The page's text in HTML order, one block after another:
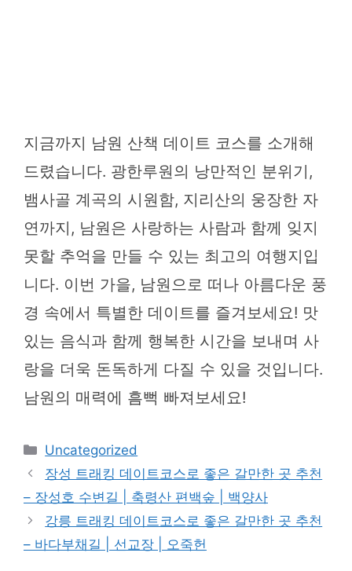
지금까지 남원 산책 데이트 코스를 소개해
드렸습니다. 광한루원의 낭만적인 분위기,
뱀사골 계곡의 시원함, 지리산의 웅장한 자
연까지, 남원은 사랑하는 사람과 함께 잊지
못할 추억을 만들 수 있는 최고의 여행지입
니다. 이번 가을, 남원으로 떠나 아름다운 풍
경 속에서 특별한 데이트를 즐겨보세요! 맛
있는 음식과 함께 행복한 시간을 보내며 사
랑을 더욱 돈독하게 다질 수 있을 것입니다.
남원의 매력에 흠뻑 빠져보세요!
카
테
리
Uncategorized
장성 트래킹 데이트코스로 좋은 갈만한 곳 추천
– 장성호 수변길 | 축령산 편백숲 | 백양사
강릉 트래킹 데이트코스로 좋은 갈만한 곳 추천
– 바다부채길 | 선교장 | 오죽헌